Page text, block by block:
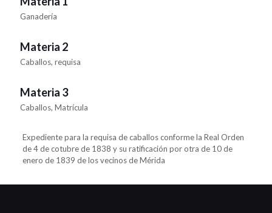
Ganadería
Materia 2
Caballos, requisa
Materia 3
Caballos, Matrícula
Expediente para la requisa de caballos conforme la Real Orden
de 4 de cotubre de 1838 y su ratificación por otra de 10 de
enero de 1839 de los vecinos de Mérida